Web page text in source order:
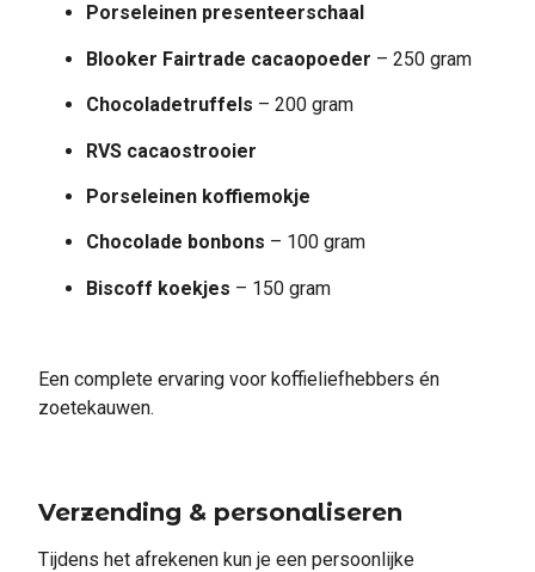
Porseleinen presenteerschaal
Blooker Fairtrade cacaopoeder – 250 gram
Chocoladetruffels – 200 gram
RVS cacaostrooier
Porseleinen koffiemokje
Chocolade bonbons – 100 gram
Biscoff koekjes – 150 gram
Een complete ervaring voor koffieliefhebbers én
zoetekauwen.
Verzending & personaliseren
Tijdens het afrekenen kun je een persoonlijke